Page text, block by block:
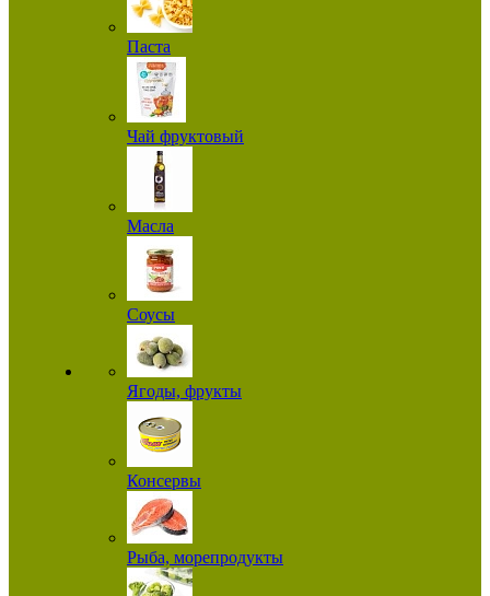
Паста
Чай фруктовый
Масла
Соусы
Ягоды, фрукты
Консервы
Рыба, морепродукты